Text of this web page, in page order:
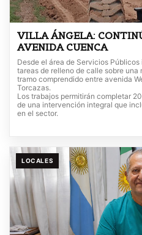
VILLA ÁNGELA:
AVENIDA CUENCA
Desde el área de Servicios
tareas de relleno de calle sobre
tramo comprendido entre avenida
Torcazas.
Los trabajos permitirán completar
de una intervención integral que
en el sector.
LOCALES